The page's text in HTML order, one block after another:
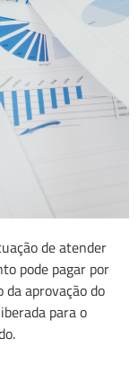
de atender
pode pagar por
aprovação do
para o